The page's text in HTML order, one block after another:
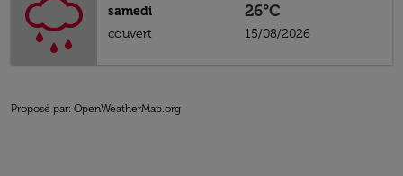
samedi
couvert
26°C
15/08/2026
Proposé par: OpenWeatherMap.org